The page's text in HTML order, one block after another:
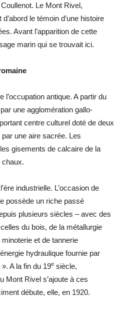
Le Mont Rivel,
le témoin d’une histoire
Avant l’apparition de cette
marin qui se trouvait ici.
l’occupation antique. A partir du
une agglomération gallo-
centre culturel doté de deux
une aire sacrée. Les
gisements de calcaire de la
chaux.
industrielle. L’occasion de
possède un riche passé
plusieurs siècles – avec des
du bois, de la métallurgie
et de tannerie
hydraulique fournie par
A la fin du 19e siècle,
Mont Rivel s’ajoute à ces
débute, elle, en 1920.